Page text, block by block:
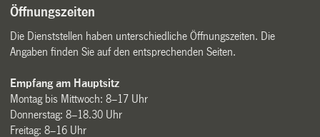
Öffnungszeiten
Die Dienststellen haben unterschiedliche Öffnungszeiten. Die
Angaben finden Sie auf den entsprechenden Seiten.
Empfang am Hauptsitz
Montag bis Mittwoch: 8–17 Uhr
Donnerstag: 8–18.30 Uhr
Freitag: 8–16 Uhr